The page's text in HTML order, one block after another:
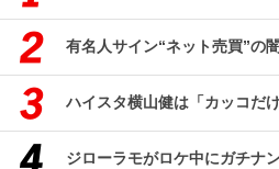
有名人サイン“ネット売買”の闇
ハイスタ横山健は「カッコだけ
ジローラモがロケ中にガチナ